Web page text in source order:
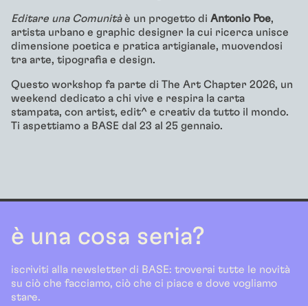
Editare una Comunitàè un progetto di Antonio Poe,
artista urbano e graphic designer la cui ricerca unisce
dimensione poetica e pratica artigianale, muovendosi
tra arte, tipografia e design.
Questo workshop fa parte di The Art Chapter 2026, un
weekend dedicato a chi vive e respira la carta
stampata, con artist, edit^ e creativ da tutto il mondo.
Ti aspettiamo a BASE dal 23 al 25 gennaio.
è una cosa seria?
iscriviti alla newsletter di BASE: troverai tutte le novità
su ciò che facciamo, ciò che ci piace e dove vogliamo
stare.